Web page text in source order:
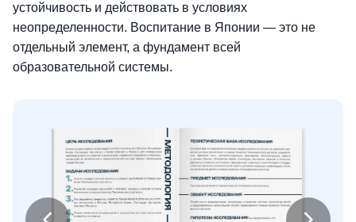
устойчивость и действовать в условиях
неопределенности. Воспитание в Японии — это не
отдельный элемент, а фундамент всей
образовательной системы.